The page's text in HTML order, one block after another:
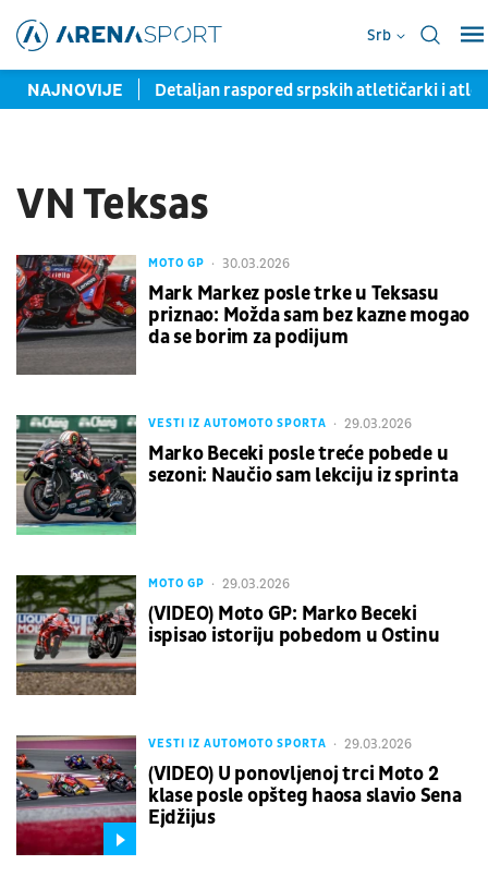
Srb
NAJNOVIJE
pet godina Detaljan raspored srpskih atletičarki i
VN Teksas
MOTO GP 30.03.2026
Mark Markez posle trke u Teksasu
priznao: Možda sam bez kazne mogao
da se borim za podijum
VESTI IZ AUTOMOTO SPORTA 29.03.2026
Marko Beceki posle treće pobede u
sezoni: Naučio sam lekciju iz sprinta
MOTO GP 29.03.2026
(VIDEO) Moto GP: Marko Beceki
ispisao istoriju pobedom u Ostinu
VESTI IZ AUTOMOTO SPORTA 29.03.2026
(VIDEO) U ponovljenoj trci Moto 2
klase posle opšteg haosa slavio Sena
Ejdžijus